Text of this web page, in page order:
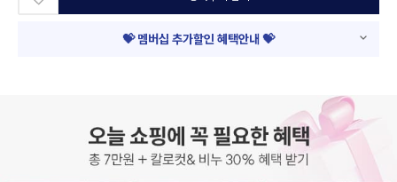
💝 멤버십 추가할인 혜택안내 💝